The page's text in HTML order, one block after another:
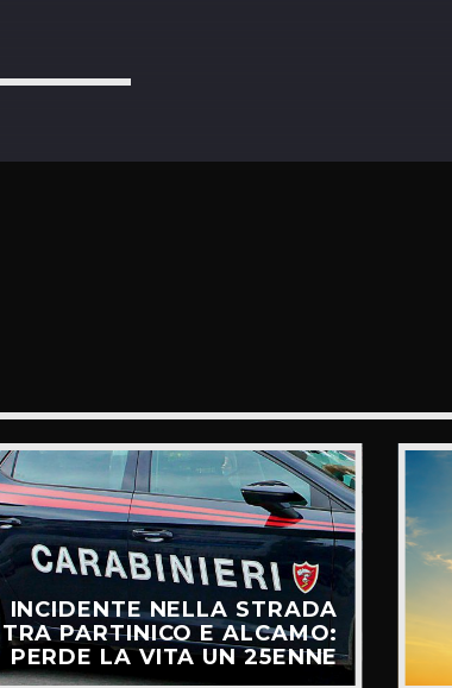
INCIDENTE NELLA STRADA
TRA PARTINICO E ALCAMO:
PERDE LA VITA UN 25ENNE